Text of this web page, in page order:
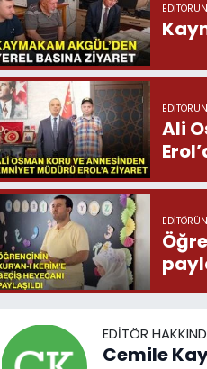
Ali
EDITÖR
Cemile